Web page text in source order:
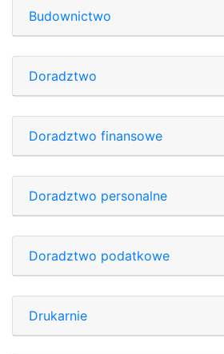
Budownictwo
Doradztwo
Doradztwo finansowe
Doradztwo personalne
Doradztwo podatkowe
Drukarnie